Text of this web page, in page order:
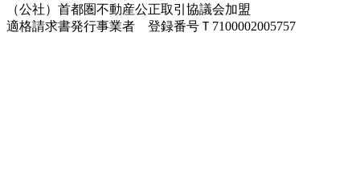
（公社）首都圏不動産公正取引協議会加盟
適格請求書発行事業者 登録番号Ｔ7100002005757